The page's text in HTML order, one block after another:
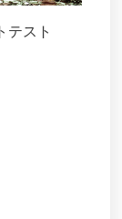
テスト